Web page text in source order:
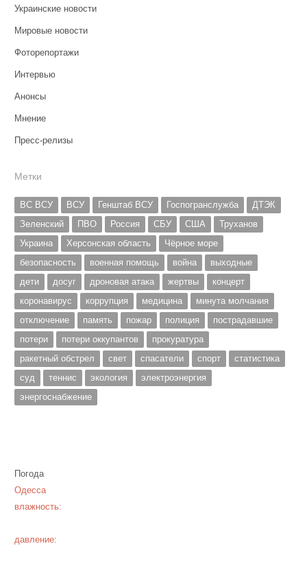
Украинские новости
Мировые новости
Фоторепортажи
Интервью
Анонсы
Мнение
Пресс-релизы
Метки
ВС ВСУ ВСУ Генштаб ВСУ Госпогранслужба
ДТЭК
Зеленский
ПВО Россия СБУ США
Труханов
Украина
Херсонская область
Чёрное море
безопасность
военная помощь война
выходные
дети
досуг дроновая атака жертвы
концерт
коронавирус
коррупция медицина
минута молчания
отключение
память пожар полиция
пострадавшие
потери
потери оккупантов
прокуратура
ракетный обстрел
свет спасатели спорт
статистика
суд
теннис экология
электроэнергия
энергоснабжение
Погода
Одесса
влажность:
давление: